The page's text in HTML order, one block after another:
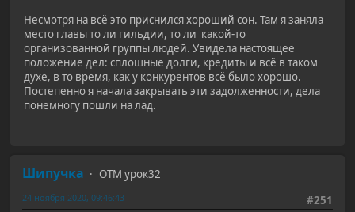
Несмотря на всё это приснился хороший сон. Там я заняла
место главы то ли гильдии, то ли какой-то
организованной группы людей. Увидела настоящее
положение дел: сплошные долги, кредиты и всё в таком
духе, в то время, как у конкурентов всё было хорошо.
Постепенно я начала закрывать эти задолженности, дела
понемногу пошли на лад.
Шипучка
ОТМ урок32
#251
24 ноября 2020, 09:46:43